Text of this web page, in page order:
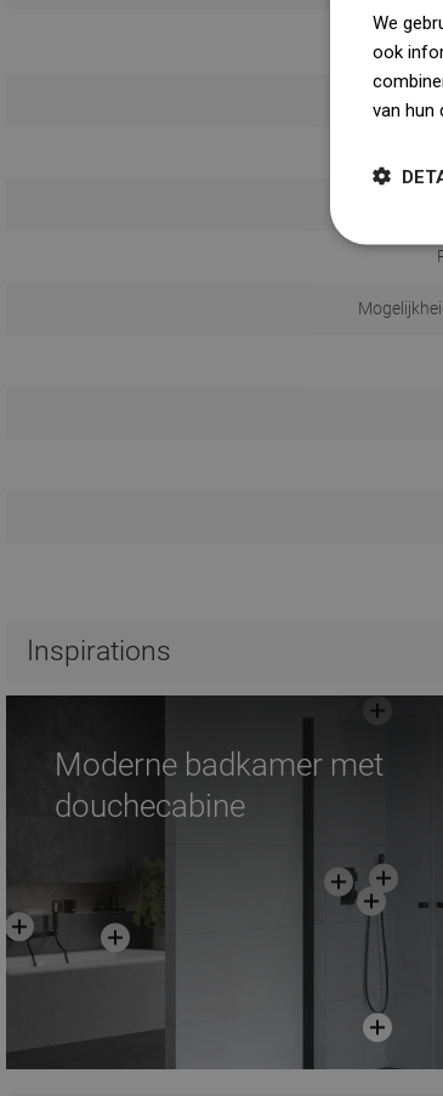
Inspirations
Moderne badkamer met
douchecabine
We
ook
van hun